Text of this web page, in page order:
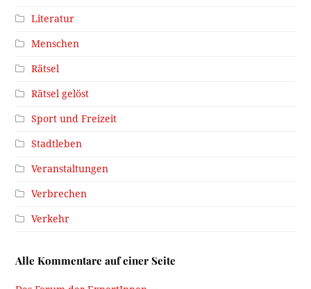
Literatur
Menschen
Rätsel
Rätsel gelöst
Sport und Freizeit
Stadtleben
Veranstaltungen
Verbrechen
Verkehr
Alle Kommentare auf einer Seite